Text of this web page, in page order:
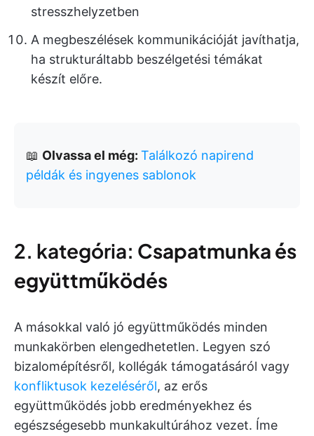
stresszhelyzetben
A megbeszélések kommunikációját javíthatja,
ha strukturáltabb beszélgetési témákat
készít előre.
📖 Olvassa el még: Találkozó napirend
példák és ingyenes sablonok
2. kategória: Csapatmunka és
együttműködés
A másokkal való jó együttműködés minden
munkakörben elengedhetetlen. Legyen szó
bizalomépítésről, kollégák támogatásáról vagy
konfliktusok kezeléséről, az erős
együttműködés jobb eredményekhez és
egészségesebb munkakultúrához vezet. Íme